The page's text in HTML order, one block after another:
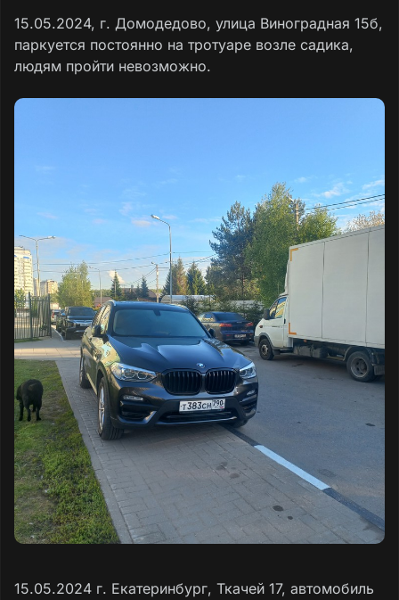
15.05.2024, г. Домодедово, улица Виноградная 15б,
паркуется постоянно на тротуаре возле садика,
людям пройти невозможно.
15.05.2024 г. Екатеринбург, Ткачей 17, автомобиль